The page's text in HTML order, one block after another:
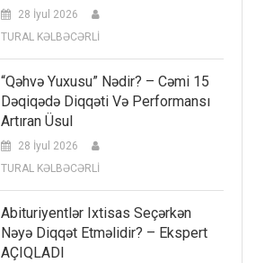
28 İyul 2026
TURAL KƏLBƏCƏRLİ
“Qəhvə Yuxusu” Nədir? – Cəmi 15
Dəqiqədə Diqqəti Və Performansı
Artıran Üsul
28 İyul 2026
TURAL KƏLBƏCƏRLİ
Abituriyentlər Ixtisas Seçərkən
Nəyə Diqqət Etməlidir? – Ekspert
AÇIQLADI